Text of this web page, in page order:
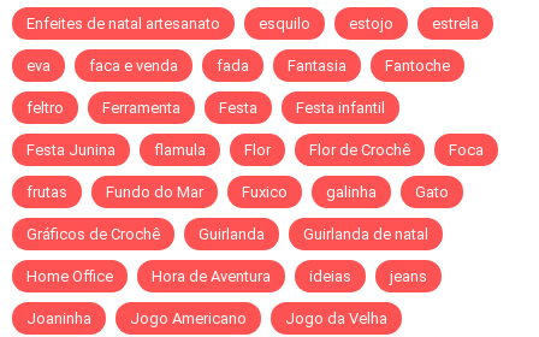
Enfeites de natal artesanato esquilo estojo estrela
eva faca e venda fada Fantasia Fantoche
feltro Ferramenta Festa Festa infantil
Festa Junina flamula Flor Flor de Crochê Foca
frutas Fundo do Mar Fuxico galinha Gato
Gráficos de Crochê Guirlanda Guirlanda de natal
Home Office Hora de Aventura ideias jeans
Joaninha Jogo Americano Jogo da Velha